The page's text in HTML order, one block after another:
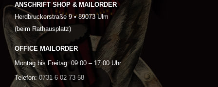
ANSCHRIFT SHOP & MAILORDER
Herdbruckerstraße 9 • 89073 Ulm
(beim Rathausplatz)
OFFICE MAILORDER
Montag bis Freitag: 09:00 – 17:00 Uhr
Telefon: 0731-6 02 73 58